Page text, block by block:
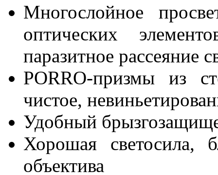
Многослойное
оптических
паразитное рассеяние
PORRO-призмы из
чистое,
Удобный
Хорошая светосила,
объектива